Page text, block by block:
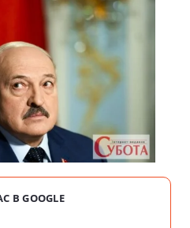
В GOOGLE